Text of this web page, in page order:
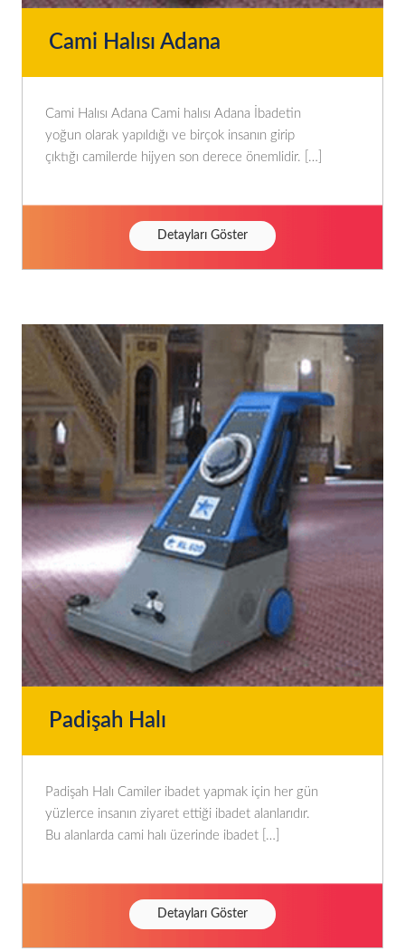
Cami Halısı Adana
Cami Halısı Adana Cami halısı Adana İbadetin
yoğun olarak yapıldığı ve birçok insanın girip
çıktığı camilerde hijyen son derece önemlidir. […]
Detayları Göster
Padişah Halı
Padişah Halı Camiler ibadet yapmak için her gün
yüzlerce insanın ziyaret ettiği ibadet alanlarıdır.
Bu alanlarda cami halı üzerinde ibadet […]
Detayları Göster